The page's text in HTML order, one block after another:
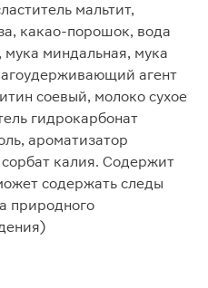
мальтит,
какао-порошок, вода
миндальная, мука
агент
соевый, молоко сухое
гидрокарбонат
ароматизатор
калия. Содержит
содержать следы
природного